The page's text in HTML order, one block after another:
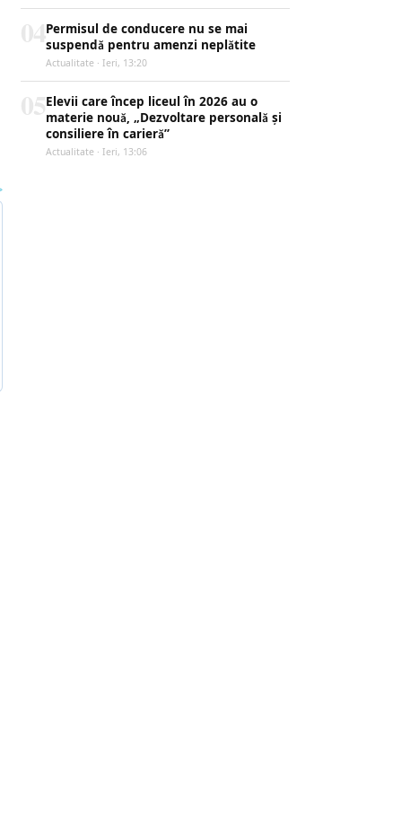
Permisul de conducere nu se mai
suspendă pentru amenzi neplătite
Actualitate · Ieri, 13:20
Elevii care încep liceul în 2026 au o
materie nouă, „Dezvoltare personală și
consiliere în carieră”
Actualitate · Ieri, 13:06